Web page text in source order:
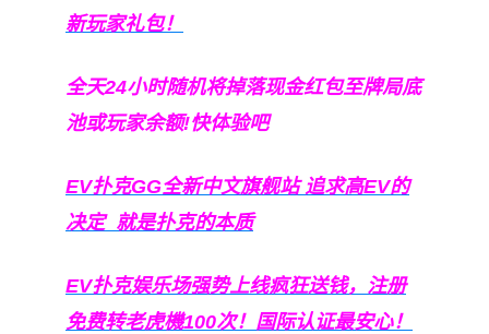
新玩家礼包！
全天24小时随机将掉落现金红包至牌局底
池或玩家余额!快体验吧
EV扑克GG全新中文旗舰站追求高EV的
决定 就是扑克的本质
EV扑克娱乐场强势上线疯狂送钱，注册
免费转老虎機100次！国际认证最安心！